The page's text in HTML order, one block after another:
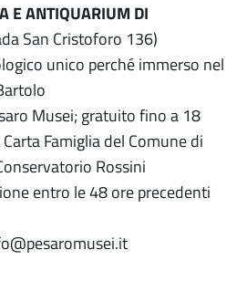
E ANTIQUARIUM DI
San Cristoforo 136)
unico perché immerso nel
Musei; gratuito fino a 18
Famiglia del Comune di
Rossini
entro le 48 ore precedenti